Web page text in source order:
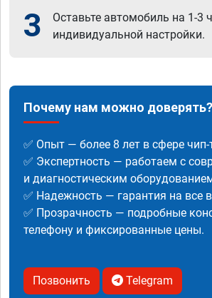
3
Оставьте автомобиль на 1-3
индивидуальной настройки.
Почему нам можно доверять?
✅ Опыт — более 8 лет в сфере
✅ Экспертность — работаем с
и диагностическим
✅ Надежность — гарантия на все
✅ Прозрачность — подробные
телефону и фиксированные цены.
Позвонить Telegram